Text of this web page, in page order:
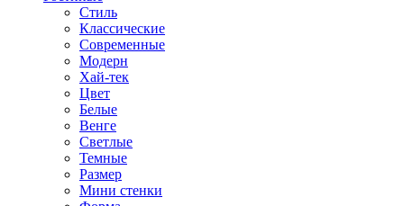
Стиль
Классические
Современные
Модерн
Хай-тек
Цвет
Белые
Венге
Светлые
Темные
Размер
Мини стенки